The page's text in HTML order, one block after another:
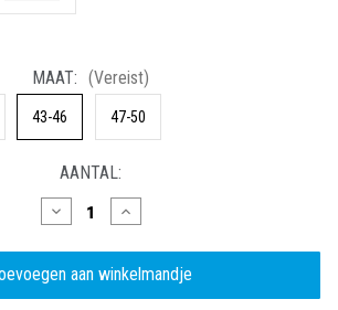
MAAT: (Vereist)
43-46 47-50
AANTAL:
Hoeveelheid
verlagen
MS
3
Hoeveelheid
verhogen
Thermo
MS
3